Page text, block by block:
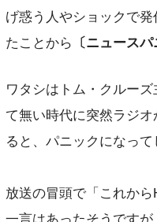
げ惑う人やショックで
たことから
〔ニュース
ワタシはトム・クルー
て無い時代に突然ラジ
ると、パニックになって
放送の冒頭で「これか